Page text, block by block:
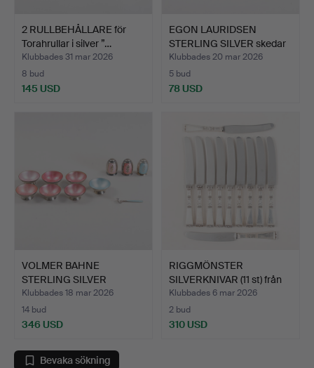
2 RULLBEHÅLLARE för
Torahrullar i silver ”…
Klubbades 31 mar 2026
8 bud
145 USD
EGON LAURIDSEN
STERLING SILVER skedar
ELA …
Klubbades 20 mar 2026
5 bud
78 USD
VOLMER BAHNE
STERLING SILVER
saltskålar oc…
Klubbades 18 mar 2026
14 bud
346 USD
RIGGMÖNSTER
SILVERKNIVAR (11 st) från
Raad…
Klubbades 6 mar 2026
2 bud
310 USD
Bevaka sökning